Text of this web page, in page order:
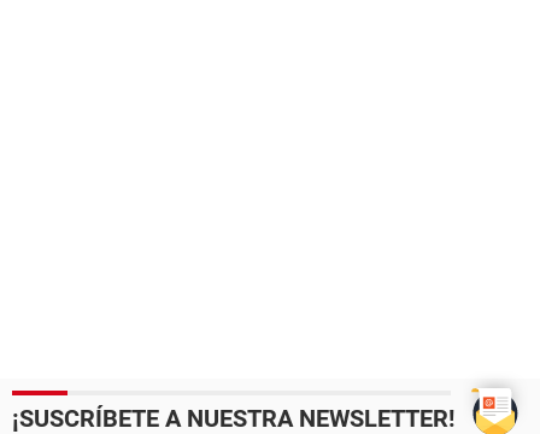
¡SUSCRÍBETE A NUESTRA NEWSLETTER!